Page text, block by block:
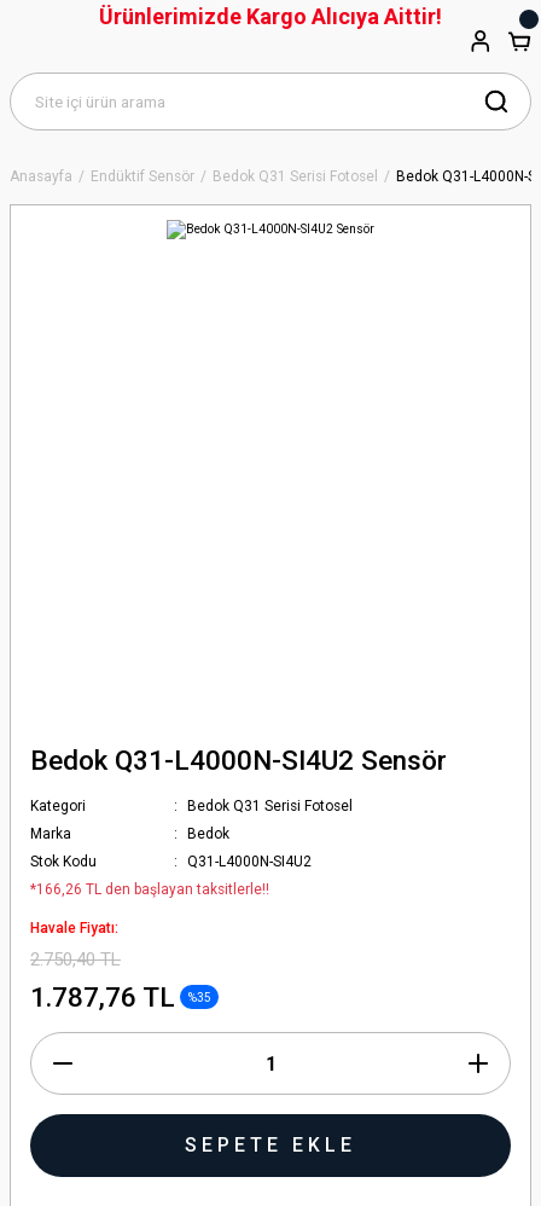
Anasayfa Endüktif Sensör Bedok Q31 Serisi Fotosel Bedok Q31-L4000N-
Bedok Q31-L4000N-SI4U2 Sensör
Kategori
Bedok Q31 Serisi Fotosel
Marka
Bedok
Stok Kodu
Q31-L4000N-SI4U2
*166,26 TL den başlayan taksitlerle!!
Havale Fiyatı:
2.750,40 TL
1.787,76 TL %35
SEPETE EKLE
Ürünlerimizde Kargo Alıcıya Aittir!